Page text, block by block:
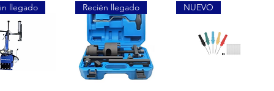
llegado Recién llegado NUEVO